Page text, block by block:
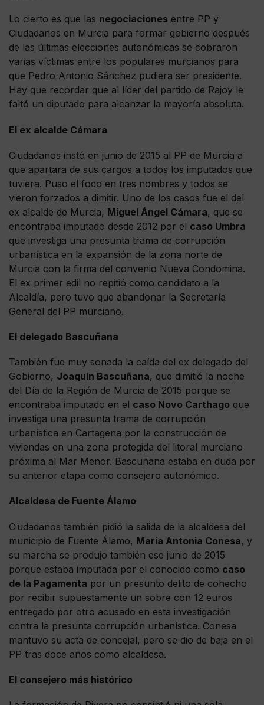
Lo cierto es que las negociaciones entre PP y
Ciudadanos en Murcia para formar gobierno después
de las últimas elecciones autonómicas se cobraron
varias víctimas entre los populares murcianos para
que Pedro Antonio Sánchez pudiera ser presidente.
Hay que recordar que al líder del partido de Rajoy le
faltó un diputado para alcanzar la mayoría absoluta.
El ex alcalde Cámara
Ciudadanos instó en junio de 2015 al PP de Murcia a
que apartara de sus cargos a todos los imputados que
tuviera. Puso el foco en tres nombres y todos se
vieron forzados a dimitir. Uno de los casos fue el del
ex alcalde de Murcia, Miguel Ángel Cámara, que se
encontraba imputado desde 2012 por el caso Umbra
que investiga una presunta trama de corrupción
urbanística en la expansión de la zona norte de
Murcia con la firma del convenio Nueva Condomina.
El ex primer edil no repitió como candidato a la
Alcaldía, pero tuvo que abandonar la Secretaría
General del PP murciano.
El delegado Bascuñana
También fue muy sonada la caída del ex delegado del
Gobierno, Joaquín Bascuñana, que dimitió la noche
del Día de la Región de Murcia de 2015 porque se
encontraba imputado en el caso Novo Carthago que
investiga una presunta trama de corrupción
urbanística en Cartagena por la construcción de
viviendas en una zona protegida del litoral murciano
próxima al Mar Menor. Bascuñana estaba en duda por
su anterior etapa como consejero autonómico.
Alcaldesa de Fuente Álamo
Ciudadanos también pidió la salida de la alcaldesa del
municipio de Fuente Álamo, María Antonia Conesa, y
su marcha se produjo también ese junio de 2015
porque estaba imputada por el conocido como caso
de la Pagamenta por un presunto delito de cohecho
por recibir supuestamente un sobre con 12 euros
entregado por otro acusado en esta investigación
contra la presunta corrupción urbanística. Conesa
mantuvo su acta de concejal, pero se dio de baja en el
PP tras doce años como alcaldesa.
El consejero más histórico